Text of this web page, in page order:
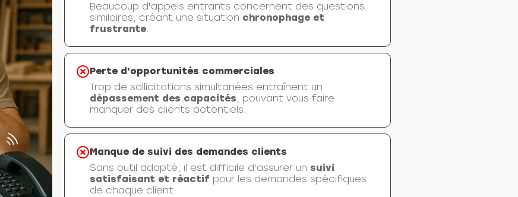
Beaucoup d'appels entrants concernent des questions
similaires, créant une situation chronophage et
frustrante.
Perte d'opportunités commerciales
Trop de sollicitations simultanées entraînent un
dépassement des capacités, pouvant vous faire
manquer des clients potentiels.
Manque de suivi des demandes clients
Sans outil adapté, il est difficile d'assurer un suivi
satisfaisant et réactif pour les demandes spécifiques
de chaque client.